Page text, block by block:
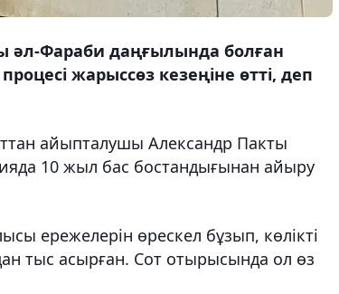
әл-Фараби даңғылында болған
жарыссөз кезеңіне өтті, деп
айыпталушы Александр Пакты
10 жыл бас бостандығынан айыру
ережелерін өрескел бұзып, көлікті
тыс асырған. Сот отырысында ол өз